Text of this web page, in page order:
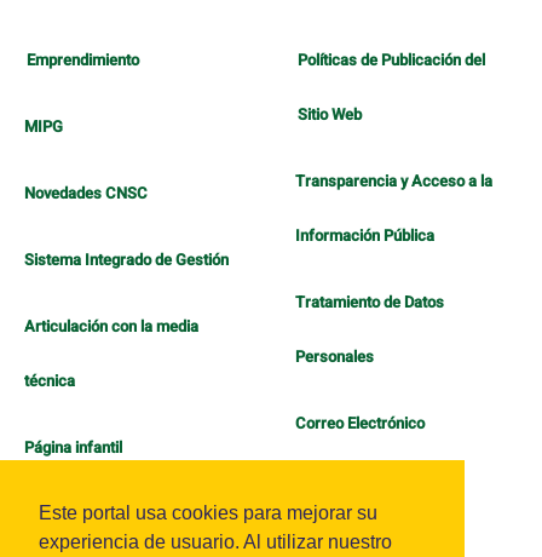
Este portal usa cookies para mejorar su
experiencia de usuario. Al utilizar nuestro
Emprendimiento
MIPG
Novedades CNSC
Sistema Integrado de Gestión
Articulación con la media
técnica
Página infantil
Políticas de Publicación del
Sitio Web
Transparencia y Acceso a la
Información Pública
Tratamiento de Datos
Personales
Correo Electrónico